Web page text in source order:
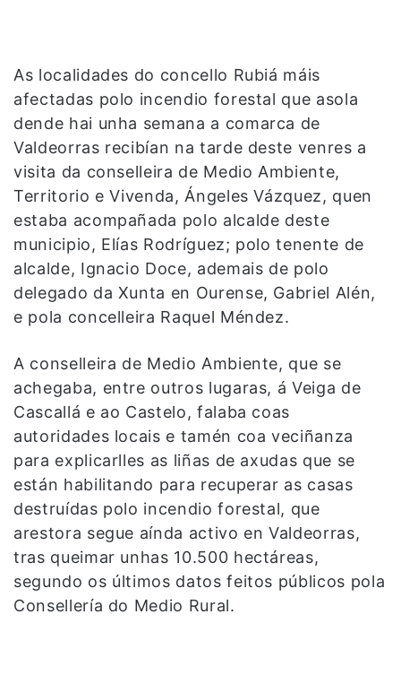
As localidades do concello Rubiá máis
afectadas polo incendio forestal que asola
dende hai unha semana a comarca de
Valdeorras recibían na tarde deste venres a
visita da conselleira de Medio Ambiente,
Territorio e Vivenda, Ángeles Vázquez, quen
estaba acompañada polo alcalde deste
municipio, Elías Rodríguez; polo tenente de
alcalde, Ignacio Doce, ademais de polo
delegado da Xunta en Ourense, Gabriel Alén,
e pola concelleira Raquel Méndez.
A conselleira de Medio Ambiente, que se
achegaba, entre outros lugaras, á Veiga de
Cascallá e ao Castelo, falaba coas
autoridades locais e tamén coa veciñanza
para explicarlles as liñas de axudas que se
están habilitando para recuperar as casas
destruídas polo incendio forestal, que
arestora segue aínda activo en Valdeorras,
tras queimar unhas 10.500 hectáreas,
segundo os últimos datos feitos públicos pola
Consellería do Medio Rural.